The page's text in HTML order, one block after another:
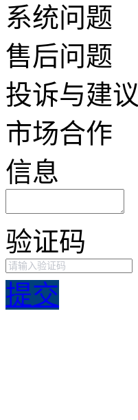
系统问题
售后问题
投诉与建议
市场合作
信息
验证码
提交